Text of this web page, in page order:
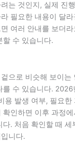
는 것인지, 실제 진
필요한 내용이 달
여러 안내를 보더
할 수 있습니다.
으로 비슷해 보이는
를 수 있습니다.
용 발생 여부, 필요한
확인하면 이후 과정
다. 처음 확인할 때 세
니다.